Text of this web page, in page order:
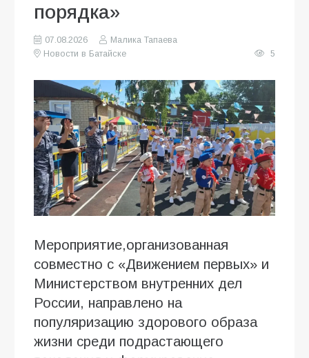
порядка»
07.08.2026
Малика Тапаева
Новости в Батайске
5
Мероприятие,организованная
совместно с «Движением первых» и
Министерством внутренних дел
России, направлено на
популяризацию здорового образа
жизни среди подрастающего